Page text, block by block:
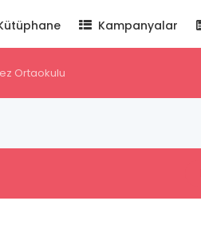
Kampanyalar
Ortaokulu